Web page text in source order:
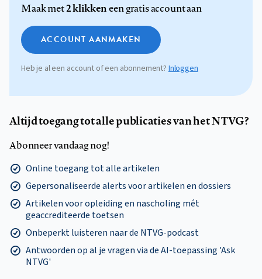
Maak met2 klikkeneen gratis account aan
ACCOUNT AANMAKEN
Heb je al een account of een abonnement?Inloggen
Altijd toegang tot alle publicaties van het NTVG?
Abonneer vandaag nog!
Online toegang tot alle artikelen
Gepersonaliseerde alerts voor artikelen en dossiers
Artikelen voor opleiding en nascholing mét
geaccrediteerde toetsen
Onbeperkt luisteren naar de NTVG-podcast
Antwoorden op al je vragen via de AI-toepassing 'Ask
NTVG'